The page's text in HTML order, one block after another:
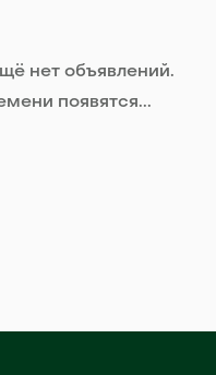
нет объявлений.
появятся...